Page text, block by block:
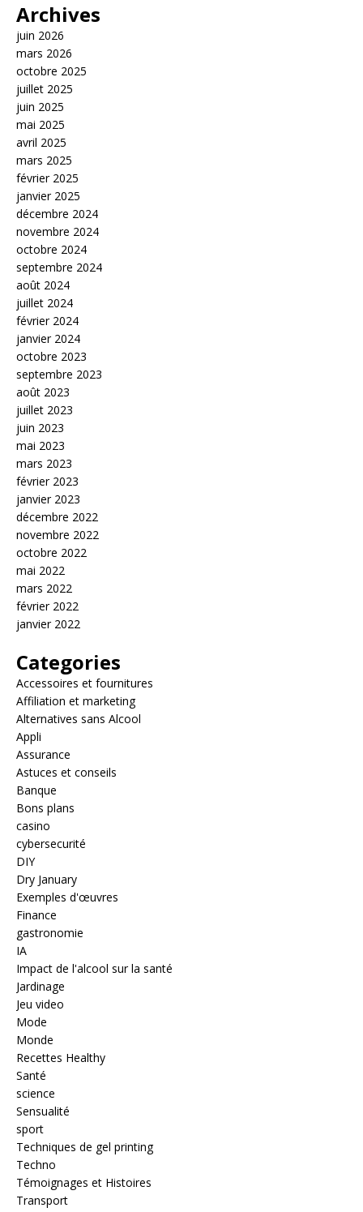
Archives
juin 2026
mars 2026
octobre 2025
juillet 2025
juin 2025
mai 2025
avril 2025
mars 2025
février 2025
janvier 2025
décembre 2024
novembre 2024
octobre 2024
septembre 2024
août 2024
juillet 2024
février 2024
janvier 2024
octobre 2023
septembre 2023
août 2023
juillet 2023
juin 2023
mai 2023
mars 2023
février 2023
janvier 2023
décembre 2022
novembre 2022
octobre 2022
mai 2022
mars 2022
février 2022
janvier 2022
Categories
Accessoires et fournitures
Affiliation et marketing
Alternatives sans Alcool
Appli
Assurance
Astuces et conseils
Banque
Bons plans
casino
cybersecurité
DIY
Dry January
Exemples d'œuvres
Finance
gastronomie
IA
Impact de l'alcool sur la santé
Jardinage
Jeu video
Mode
Monde
Recettes Healthy
Santé
science
Sensualité
sport
Techniques de gel printing
Techno
Témoignages et Histoires
Transport